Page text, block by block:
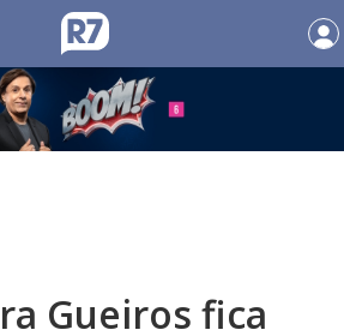
Gueiros fica